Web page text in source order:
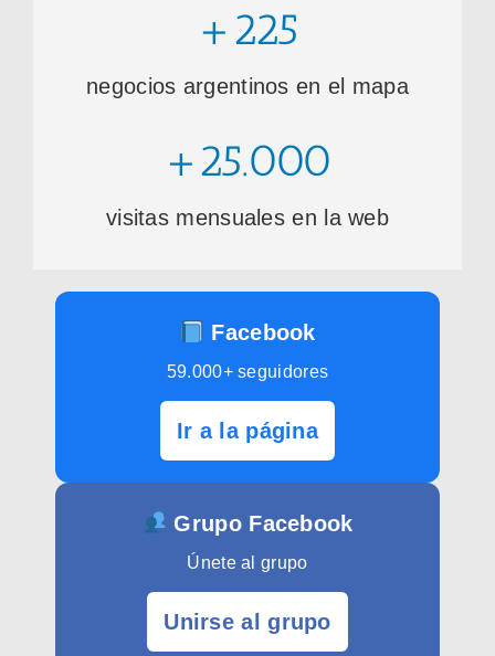
+225
negocios argentinos en el mapa
+25.000
visitas mensuales en la web
Facebook
59.000+ seguidores
Ir a la página
Grupo Facebook
Únete al grupo
Unirse al grupo